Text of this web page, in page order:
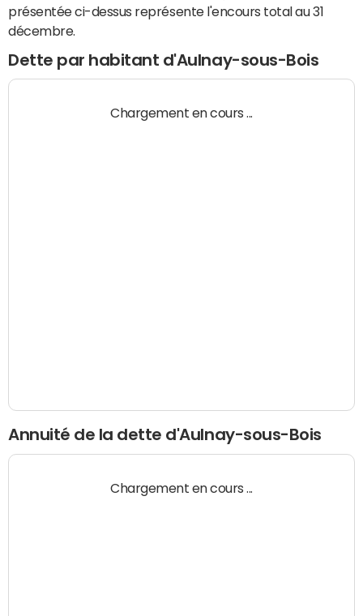
présentée ci-dessus représente l'encours total au 31
décembre.
Dette par habitant d'Aulnay-sous-Bois
Chargement en cours ...
Annuité de la dette d'Aulnay-sous-Bois
Chargement en cours ...